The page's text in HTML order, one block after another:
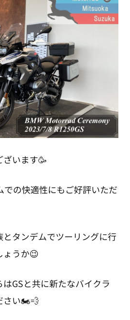
ざいます🥳
での快適性にもご好評いただ
タンデムでツーリングに行
ょうか😉
GSと共に新たなバイクラ
さい🏍💨